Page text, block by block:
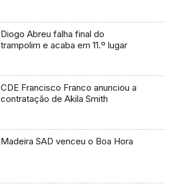
Diogo Abreu falha final do
trampolim e acaba em 11.º lugar
CDE Francisco Franco anunciou a
contratação de Akila Smith
Madeira SAD venceu o Boa Hora